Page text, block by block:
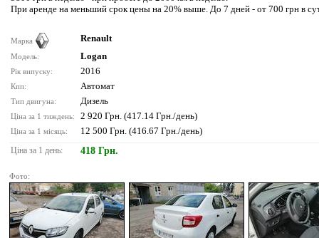
При аренде на меньший срок цены на 20% выше. До 7 дней - от 700 грн в
Марка Renault
Модель: Logan
Рік випуску: 2016
Кпп: Автомат
Тип двигуна: Дизель
Ціна за 1 тиждень: 2 920 Грн. (417.14 Грн./день)
Ціна за 1 місяць: 12 500 Грн. (416.67 Грн./день)
Ціна за 1 день: 418 Грн.
Фото: